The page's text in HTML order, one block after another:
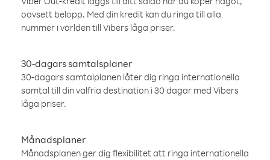
oavsett belopp. Med din kredit kan du ringa till alla
nummer i världen till Vibers låga priser.
30-dagars samtalsplaner
30-dagars samtalplanen låter dig ringa internationella
samtal till din valfria destination i 30 dagar med Vibers
låga priser.
Månadsplaner
Månadsplanen ger dig flexibilitet att ringa internationella